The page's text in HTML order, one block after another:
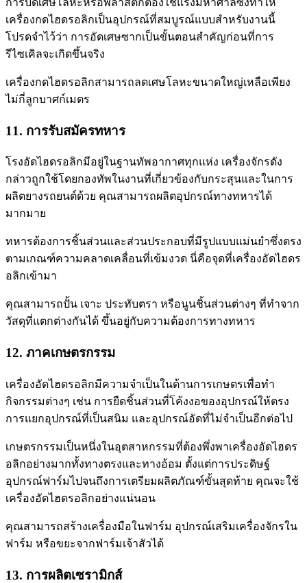
การบดเศษโลหะหรือพลาสติกต้องใช้แรงมหาศาลซึ่งทำให้
เครื่องกดไฮดรอลิกเป็นอุปกรณ์ที่สมบูรณ์แบบสำหรับงานนี้
โปรดจำไว้ว่า การอัดเศษซากเป็นขั้นตอนสำคัญก่อนที่การ
รีไซเคิลจะเกิดขึ้นจริง
เครื่องกดไฮดรอลิกสามารถลดเศษโลหะขนาดใหญ่เหลือเพียง
ไม่กี่ลูกบาศก์เมตร
11. การรับสมัครทหาร
โรงอัดไฮดรอลิกมีอยู่ในฐานทัพอากาศทุกแห่ง เครื่องจักรดัง
กล่าวถูกใช้โดยกองทัพในงานที่เกี่ยวข้องกับกระสุนและในการ
ผลิตยางรถยนต์ด้วย คุณสามารถผลิตอุปกรณ์ทางทหารได้
มากมาย
ทหารต้องการชิ้นส่วนและส่วนประกอบที่มีรูปแบบแม่นยำซึ่งตรง
ตามเกณฑ์ความคลาดเคลื่อนที่เข้มงวด นี่คือจุดที่เครื่องอัดไฮดร
อลิกเข้ามา
คุณสามารถปั้น เจาะ ประทับตรา หรือนูนชิ้นส่วนต่างๆ ที่ทำจาก
วัสดุที่แตกต่างกันได้ ขึ้นอยู่กับความต้องการทางทหาร
12. ภาคเกษตรกรรม
เครื่องอัดไฮดรอลิกมีความจำเป็นในด้านการเกษตรเพื่อทำ
กิจกรรมต่างๆ เช่น การยืดชิ้นส่วนที่โค้งงอของอุปกรณ์ให้ตรง
การแยกอุปกรณ์ที่เป็นสนิม และอุปกรณ์อัดที่ไม่จำเป็นอีกต่อไป
เกษตรกรรมเป็นหนึ่งในอุตสาหกรรมที่ต้องพึ่งพาเครื่องอัดไฮดร
อลิกอย่างมากทั้งทางตรงและทางอ้อม ตั้งแต่การประดิษฐ์
อุปกรณ์ฟาร์มไปจนถึงการเตรียมผลิตภัณฑ์ขั้นสุดท้าย คุณจะใช้
เครื่องอัดไฮดรอลิกอย่างแน่นอน
คุณสามารถสร้างเครื่องมือในฟาร์ม อุปกรณ์เสริมเครื่องจักรใน
ฟาร์ม หรือขยะจากฟาร์มเจ้าสัวได้
13. การผลิตเซรามิกส์